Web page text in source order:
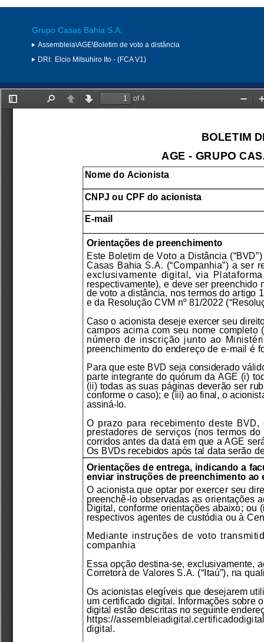
Grupo Casas Bahia S.A.
Assembleia\AGE\Boletim de voto a distância
DRI: Elcio Mitsuhiro Ito - (FCA V1)